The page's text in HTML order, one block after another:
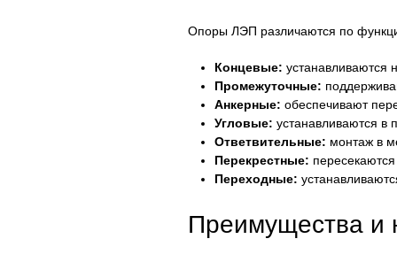
Опоры ЛЭП различаются по
Концевые: устанавливаются
Промежуточные:
Анкерные: обеспечивают
Угловые: устанавливаются в
Ответвительные: монтаж в
Перекрестные:
Переходные:
Преимущества и